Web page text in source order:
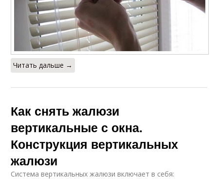
Читать дальше →
Как снять жалюзи
вертикальные с окна.
Конструкция вертикальных
жалюзи
Система вертикальных жалюзи включает в себя: